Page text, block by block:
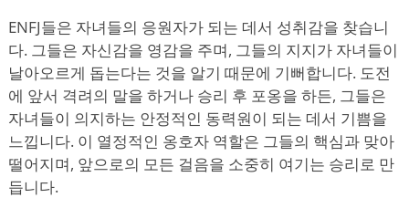
ENFJ들은 자녀들의 응원자가 되는 데서 성취감을 찾습니
다. 그들은 자신감을 영감을 주며, 그들의 지지가 자녀들이
날아오르게 돕는다는 것을 알기 때문에 기뻐합니다. 도전
에 앞서 격려의 말을 하거나 승리 후 포옹을 하든, 그들은
자녀들이 의지하는 안정적인 동력원이 되는 데서 기쁨을
느낍니다. 이 열정적인 옹호자 역할은 그들의 핵심과 맞아
떨어지며, 앞으로의 모든 걸음을 소중히 여기는 승리로 만
듭니다.